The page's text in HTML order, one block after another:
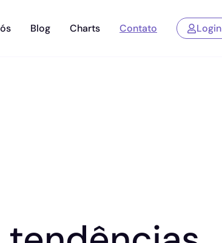
Blog Charts Contato Login